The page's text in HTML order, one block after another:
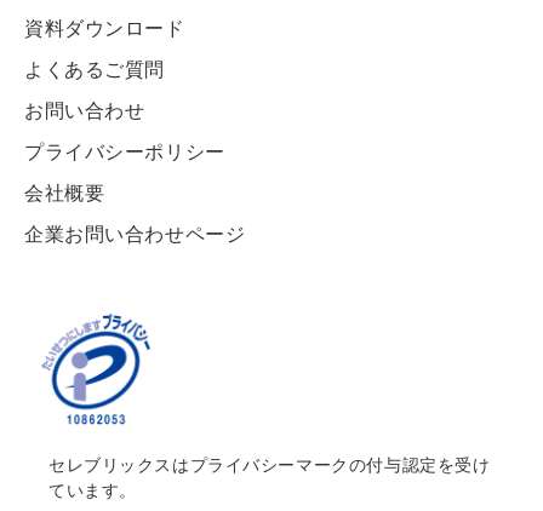
資料ダウンロード
よくあるご質問
お問い合わせ
プライバシーポリシー
会社概要
企業お問い合わせページ
セレブリックスはプライバシーマークの付与認定を受け
ています。